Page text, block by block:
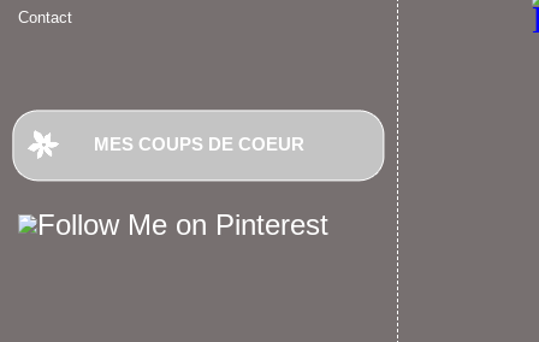
Contact
MES COUPS DE COEUR